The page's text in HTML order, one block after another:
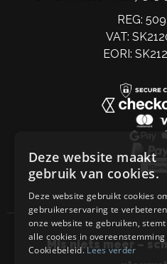
REG:
VAT:
EORI:
Mis niets meer –
Deze website maakt
gebruik van cookies.
Deze website gebruikt cookies
gebruikerservaring te
onze website te gebruiken,
alle cookies in overeenstemming
Cookiebeleid.Lees verder